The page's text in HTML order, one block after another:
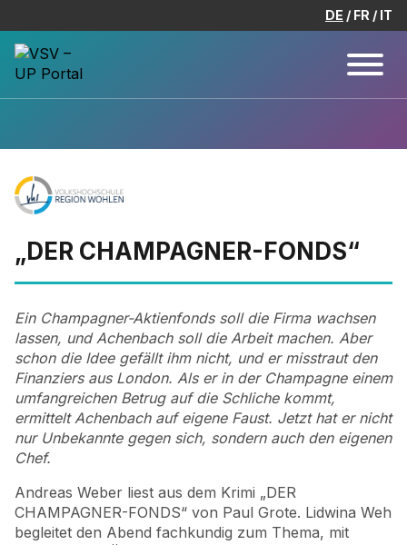
DE FR IT
„DER CHAMPAGNER-FONDS“
Ein Champagner-Aktienfonds soll die Firma wachsen
lassen, und Achenbach soll die Arbeit machen. Aber
schon die Idee gefällt ihm nicht, und er misstraut den
Finanziers aus London. Als er in der Champagne einem
umfangreichen Betrug auf die Schliche kommt,
ermittelt Achenbach auf eigene Faust. Jetzt hat er nicht
nur Unbekannte gegen sich, sondern auch den eigenen
Chef.
Andreas Weber liest aus dem Krimi „DER
CHAMPAGNER-FONDS“ von Paul Grote. Lidwina Weh
begleitet den Abend fachkundig zum Thema, mit